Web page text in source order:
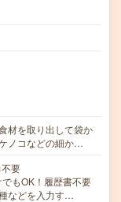
材を取り出して袋か
ノコなどの細か…
要
もOK！履歴書不要
などを入力す…